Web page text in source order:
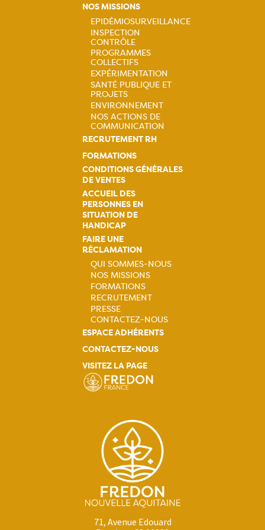
NOS MISSIONS
Navigation
principale
EPIDÉMIOSURVEILLANCE
INSPECTION
CONTRÔLE
PROGRAMMES
COLLECTIFS
EXPÉRIMENTATION
SANTÉ PUBLIQUE ET
PROJETS
ENVIRONNEMENT
NOS ACTIONS DE
COMMUNICATION
RECRUTEMENT RH
FORMATIONS
CONDITIONS GÉNÉRALES
DE VENTES
ACCUEIL DES
PERSONNES EN
SITUATION DE
HANDICAP
FAIRE UNE
RÉCLAMATION
Navigation
principale
QUI SOMMES-NOUS
NOS MISSIONS
FORMATIONS
RECRUTEMENT
PRESSE
CONTACTEZ-NOUS
ESPACE ADHÉRENTS
CONTACTEZ-NOUS
VISITEZ LA PAGE
71, Avenue Edouard